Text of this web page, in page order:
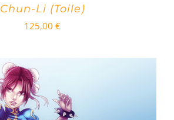
Chun-Li (Toile)
125,00 €